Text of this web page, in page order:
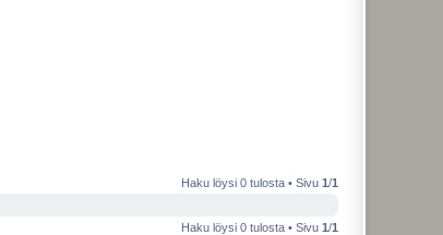
Haku löysi 0 tulosta • Sivu 1/1
Haku löysi 0 tulosta • Sivu 1/1